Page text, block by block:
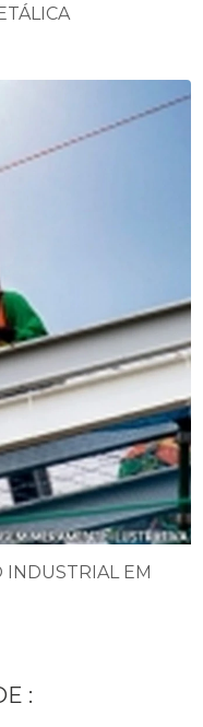
INDUSTRIAL EM
: